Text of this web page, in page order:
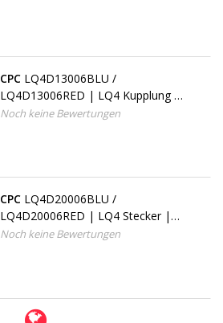
CPC LQ4D13006BLU /
LQ4D13006RED | LQ4 Kupplung |
PTF Klemmring 9,5 mm AD / 6,4
Noch keine Bewertungen
CPC LQ4D20006BLU /
LQ4D20006RED | LQ4 Stecker |
PTF Klemmring 9,5 mm AD / 6,4
Noch keine Bewertungen